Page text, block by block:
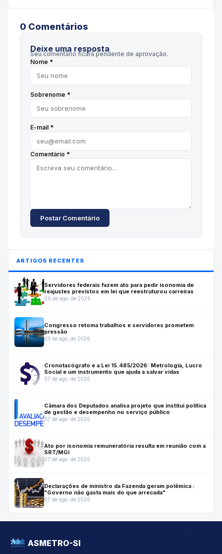
0 Comentários
Deixe uma resposta
Seu comentário ficará pendente de aprovação.
Nome *
Sobrenome *
E-mail *
Comentário *
Postar Comentário
ARTIGOS RECENTES
Servidores federais fazem ato para pedir isonomia de
reajustes previstos em lei que reestruturou carreiras
06 de ago. de 2026
Congresso retoma trabalhos e servidores prometem
pressão
03 de ago. de 2026
Cronotacógrafo e a Lei 15.485/2026: Metrologia, Lucro
Social e um instrumento que ajuda a salvar vidas
07 de ago. de 2026
Câmara dos Deputados analisa projeto que institui política
de gestão e desempenho no serviço público
07 de ago. de 2026
Ato por isonomia remuneratória resulta em reunião com a
SRT/MGI
07 de ago. de 2026
Declarações de ministro da Fazenda geram polêmica :
"Governo não gasta mais do que arrecada"
07 de ago. de 2026
ASMETRO-SI